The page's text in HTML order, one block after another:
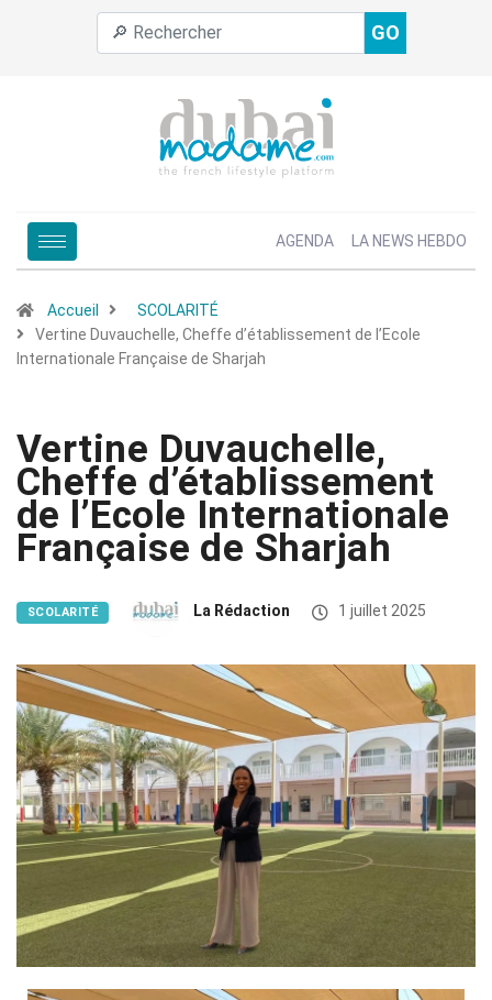
GO
AGENDA LA NEWS HEBDO
Accueil
SCOLARITÉ
Vertine Duvauchelle, Cheffe d’établissement de l’Ecole
Internationale Française de Sharjah
Vertine Duvauchelle,
Cheffe d’établissement
de l’Ecole Internationale
Française de Sharjah
SCOLARITÉ La Rédaction 1 juillet 2025